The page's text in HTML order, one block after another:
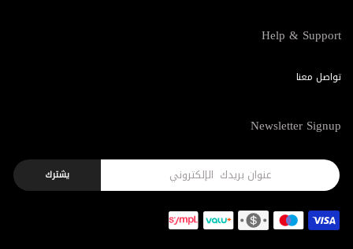
Help & Support
تواصل معنا
Newsletter Signup
يشترك